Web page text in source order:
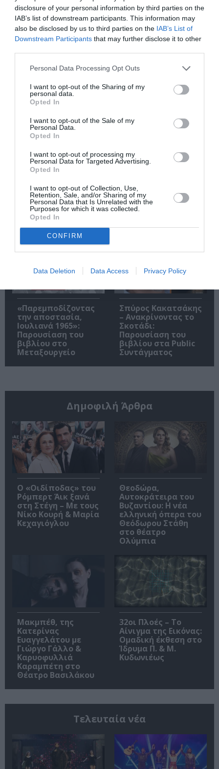
disclosure of your personal information by third parties on the
IAB’s list of downstream participants. This information may
also be disclosed by us to third parties on the IAB’s List of
Downstream Participants that may further disclose it to other
Personal Data Processing Opt Outs
I want to opt-out of the Sharing of my
personal data.
Opted In
I want to opt-out of the Sale of my
Personal Data.
Opted In
I want to opt-out of processing my
Personal Data for Targeted Advertising.
Opted In
I want to opt-out of Collection, Use,
Retention, Sale, and/or Sharing of my
Personal Data that Is Unrelated with the
Purposes for which it was collected.
Opted In
CONFIRM
Data Deletion Data Access Privacy Policy
Σχετικά Άρθρα
Η μακρά λίστα με
τις υποψηφιότητες
για το Βραβείο
Booker 2026
Έκθεση Βιβλίου
2026 στο Ναύπλιο
«Παρεμποδίζοντας
την αποστασία,
Ιουλιανά 1965»:
Παρουσίαση του
βιβλίου στο
Μεταξουργείο
Σπύρος Κακατσάκης
– Ανακρίνοντας το
Σκοτάδι:
Παρουσίαση του
βιβλίου στα Public
Συντάγματος
Δημοφιλή Άρθρα
O «Οιδίποδας» του
Ρόμπερτ Άικ ξανά
στη Στέγη – Με τους
Νίκο Κουρή & Μαρία
Κεχαγιόγλου
Θεοδώρα,
Αυτοκράτειρα του
Βυζαντίου: Η νέα
ελληνική όπερα του
Θεόδωρου Στάθη
στο θέατρο
Ολύμπια
Μακμπέθ, της
Κατερίνας
Ευαγγελάτου με
Γιώργο Γάλλο &
Καρυοφυλλιά
Καραμπέτη στο
Θέατρο Βασιλάκου
32οι Πλοές – Το
Αίνιγμα της Εικόνας:
Ομαδική έκθεση στο
Ίδρυμα Π. & Μ.
Κυδωνιέως
Τελευταία νέα